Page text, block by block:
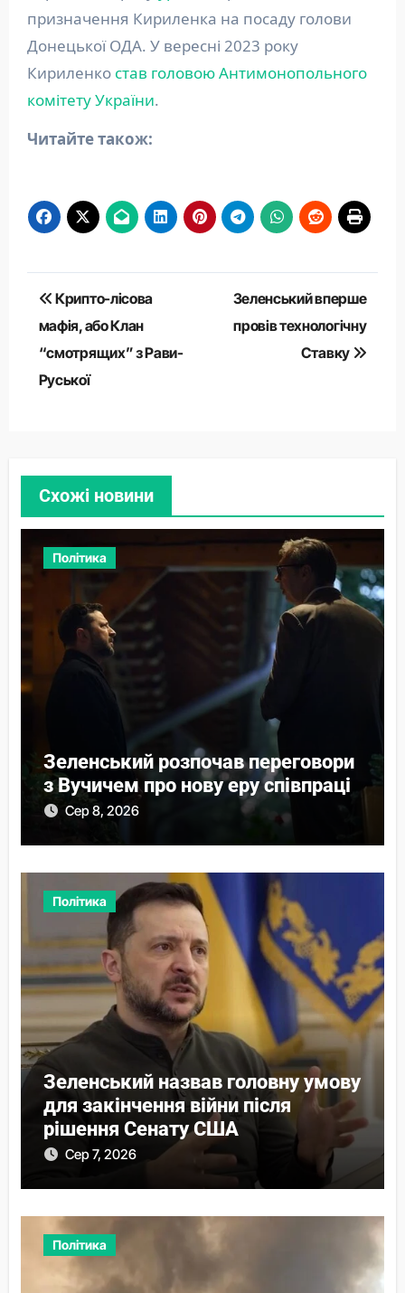
призначення Кириленка на посаду голови
Донецької ОДА. У вересні 2023 року
Кириленко став головою Антимонопольного
комітету України.
Читайте також:
Навігація
записів
Крипто-лісова
мафія, або Клан
“смотрящих” з Рави-
Руської
Зеленський вперше
провів технологічну
Ставку
Схожі новини
Політика
Зеленський розпочав переговори
з Вучичем про нову еру співпраці
Сер 8, 2026
Політика
Зеленський назвав головну умову
для закінчення війни після
рішення Сенату США
Сер 7, 2026
Політика